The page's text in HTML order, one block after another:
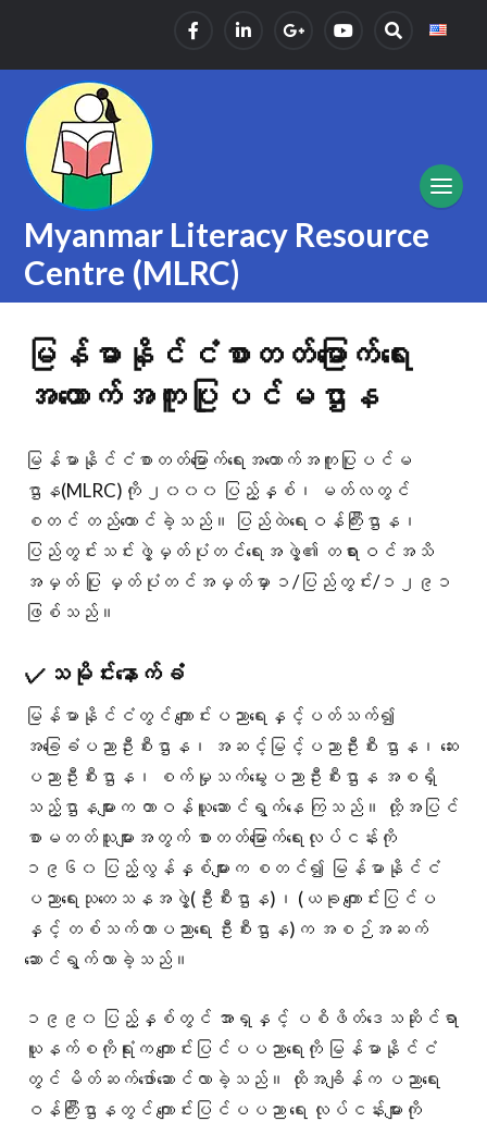
Myanmar Literacy Resource
Centre (MLRC)
မြန်မာနိုင်ငံစာတတ်မြောက်ရေး
အထောက်အကူပြုပင်မဌာန
မြန်မာနိုင်ငံစာတတ်မြောက်ရေးအထောက်အကူပြုပင်မ
ဌာန(MLRC)ကို ၂၀၀၀ ပြည့်နှစ်၊ မတ်လတွင်
စတင် တည်ထောင်ခဲ့သည်။ ပြည်ထဲရေးဝန်ကြီးဌာန၊
ပြည်တွင်းသင်းဖွဲ့မှတ်ပုံတင်ရေးအဖွဲ့၏ တရားဝင်အသိ
အမှတ် ပြု မှတ်ပုံတင်အမှတ်မှာ ၁/ပြည်တွင်း/၁၂၉၁
ဖြစ်သည်။
✓ သမိုင်းနောက်ခံ
မြန်မာနိုင်ငံတွင် ကျောင်းပညာရေးနှင့်ပတ်သက်၍
အခြေခံပညာဦးစီးဌာန၊ အဆင့်မြင့်ပညာဦးစီး ဌာန၊ ဆေး
ပညာဦးစီးဌာန၊ စက်မှုသက်မွေးပညာဦးစီးဌာန အစရှိ
သည့်ဌာနများက တာဝန်ယူဆောင်ရွက်နေ ကြသည်။ ထို့အပြင်
စာမတတ်သူများအတွက် စာတတ်မြောက်ရေးလုပ်ငန်းကို
၁၉၆၀ ပြည့်လွန်နှစ်များက စတင်၍ မြန်မာနိုင်ငံ
ပညာရေးသုတေသနအဖွဲ့(ဦးစီးဌာန)၊ (ယခု ကျောင်းပြင်ပ
နှင့် တစ်သက်တာပညာရေး ဦးစီးဌာန)က အစဉ်အဆက်
ဆောင်ရွက်လာခဲ့သည်။
၁၉၉၀ ပြည့်နှစ်တွင် အာရှနှင့် ပစိဖိတ်ဒေသဆိုင်ရာ
ယူနက်စကိုရုံးက ကျောင်းပြင်ပပညာရေးကို မြန်မာနိုင်ငံ
တွင် မိတ်ဆက်ဖော်ဆောင်လာခဲ့သည်။ ထိုအချိန်က ပညာရေး
ဝန်ကြီးဌာနတွင် ကျောင်းပြင်ပပညာ ရေး လုပ်ငန်းများကို